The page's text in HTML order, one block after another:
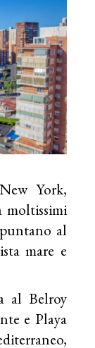
York,
moltissimi
al
mare e
al Belroy
e Playa